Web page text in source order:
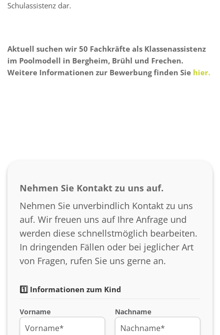
Schulassistenz dar.
Aktuell suchen wir 50 Fachkräfte als Klassenassistenz
im Poolmodell in Bergheim, Brühl und Frechen.
Weitere Informationen zur Bewerbung finden Sie hier.
Nehmen Sie Kontakt zu uns auf.
Nehmen Sie unverbindlich Kontakt zu uns
auf. Wir freuen uns auf Ihre Anfrage und
werden diese schnellstmöglich bearbeiten.
In dringenden Fällen oder bei jeglicher Art
von Fragen, rufen Sie uns gerne an.
1️⃣ Informationen zum Kind
Vorname Nachname